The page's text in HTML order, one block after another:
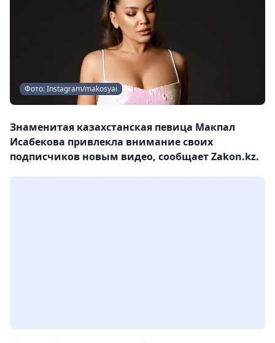
Фото: Instagram/makosyai
Знаменитая казахстанская певица Макпал
Исабекова привлекла внимание своих
подписчиков новым видео, сообщает Zakon.kz.